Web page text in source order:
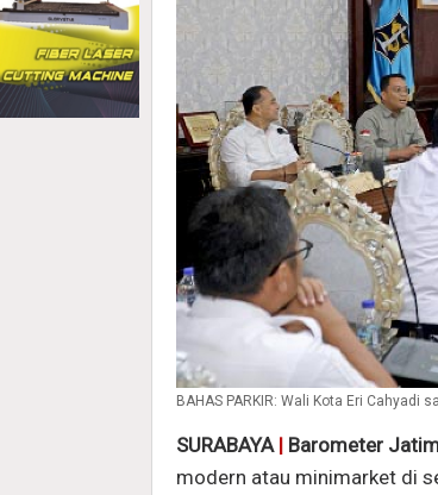
BAHAS PARKIR: Wali Kota Eri
SURABAYA | Barometer
modern atau minimarket di